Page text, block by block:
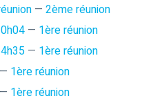
— 2ème réunion
— 1ère réunion
— 1ère réunion
— 1ère réunion
— 1ère réunion